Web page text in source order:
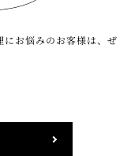
にお悩みのお客様は、ぜ